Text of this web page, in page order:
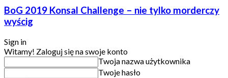
BoG 2019 Konsal Challenge – nie tylko morderczy
wyścig
Sign in
Witamy! Zaloguj się na swoje konto
Twoja nazwa użytkownika
Twoje hasło